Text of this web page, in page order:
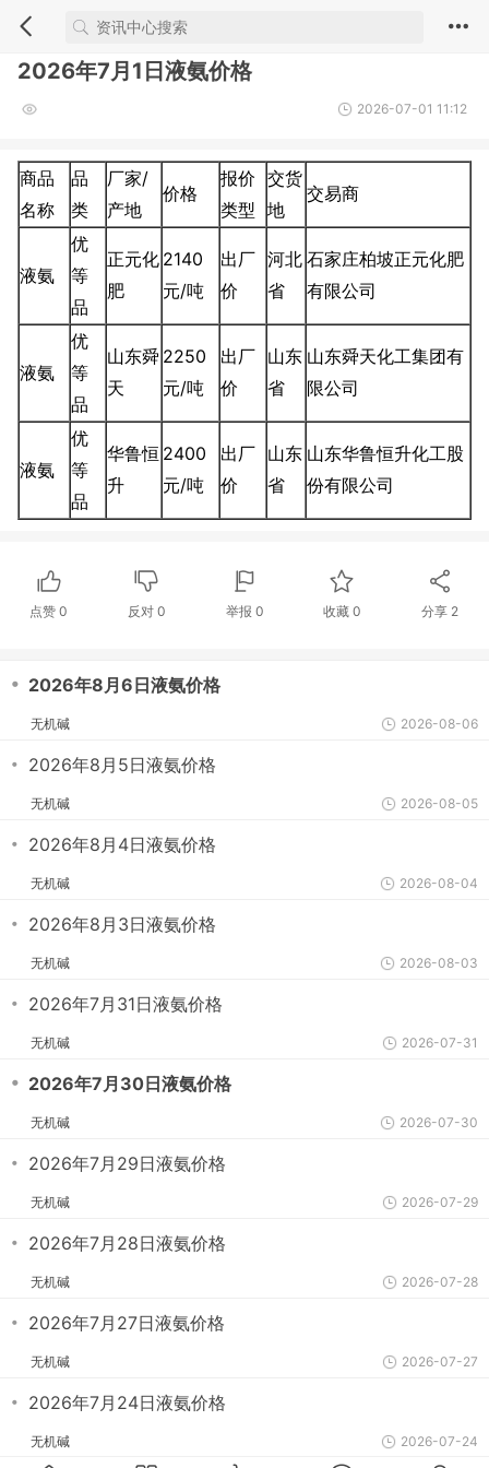
2026年7月1日液氨价格
2026-07-01 11:12
商品
名称
品
类
厂家/
产地
价格
报价
类型
交货
地
交易商
液氨
优
等
品
正元化
肥
2140
元/吨
出厂
价
河北
省
石家庄柏坡正元化肥
有限公司
液氨
优
等
品
山东舜
天
2250
元/吨
出厂
价
山东
省
山东舜天化工集团有
限公司
液氨
优
等
品
华鲁恒
升
2400
元/吨
出厂
价
山东
省
山东华鲁恒升化工股
份有限公司
点赞0 反对 0 举报 0 收藏 0 分享 2
・ 2026年8月6日液氨价格
无机碱 2026-08-06
・ 2026年8月5日液氨价格
无机碱 2026-08-05
・ 2026年8月4日液氨价格
无机碱 2026-08-04
・ 2026年8月3日液氨价格
无机碱 2026-08-03
・ 2026年7月31日液氨价格
无机碱 2026-07-31
・ 2026年7月30日液氨价格
无机碱 2026-07-30
・ 2026年7月29日液氨价格
无机碱 2026-07-29
・ 2026年7月28日液氨价格
无机碱 2026-07-28
・ 2026年7月27日液氨价格
无机碱 2026-07-27
・ 2026年7月24日液氨价格
无机碱 2026-07-24